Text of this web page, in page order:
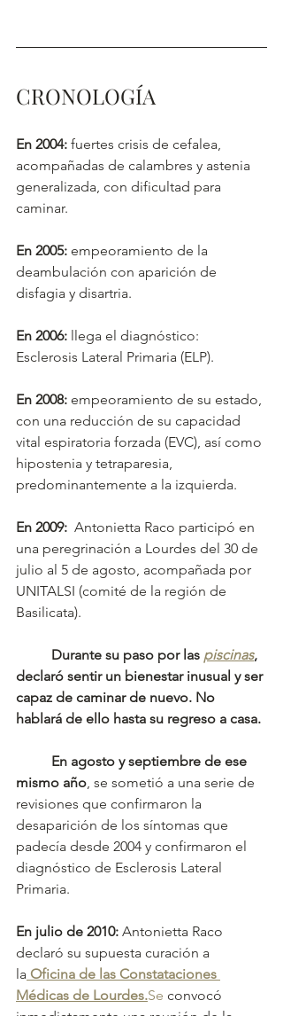
CRONOLOGÍA
En 2004: fuertes crisis de cefalea,
acompañadas de calambres y astenia
generalizada, con dificultad para
caminar.
En 2005: empeoramiento de la
deambulación con aparición de
disfagia y disartria.
En 2006: llega el diagnóstico:
Esclerosis Lateral Primaria (ELP).
En 2008: empeoramiento de su estado,
con una reducción de su capacidad
vital espiratoria forzada (EVC), así como
hipostenia y tetraparesia,
predominantemente a la izquierda.
En 2009: Antonietta Raco participó en
una peregrinación a Lourdes del 30 de
julio al 5 de agosto, acompañada por
UNITALSI (comité de la región de
Basilicata).
	Durante su paso por las
piscinas,
declaró sentir un bienestar inusual y ser
capaz de caminar de nuevo. No
hablará de ello hasta su regreso a casa.
mismo año , se sometió a una serie de
revisiones que confirmaron la
desaparición de los síntomas que
padecía desde 2004 y confirmaron el
diagnóstico de Esclerosis Lateral
Primaria.
En julio de 2010: Antonietta Raco
declaró su supuesta curación a
la Oficina de las Constataciones
Médicas de Lourdes.Se convocó